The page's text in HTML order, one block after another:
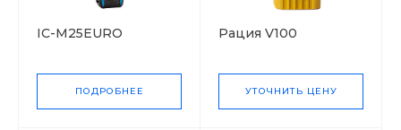
IC-M25EURO
ПОДРОБНЕЕ
Рация V100
УТОЧНИТЬ ЦЕНУ